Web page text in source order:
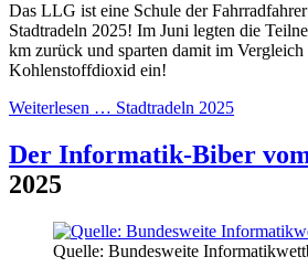
Das LLG ist eine Schule der
Stadtradeln 2025! Im Juni legten die
km zurück und sparten damit im
Kohlenstoffdioxid ein!
Weiterlesen … Stadtradeln 2025
Der Informatik-Biber vom
2025
Quelle: Bundesweite